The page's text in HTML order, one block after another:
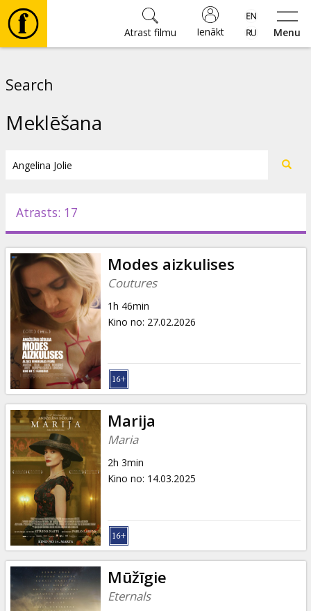
Menu
Ienākt
Atrast filmu
Pasākumi
Ziņas
Dāvanu
kartes
Uzkodas
B2B
Kino
Klubs
Search
Meklēšana
Atrasts: 17
Modes aizkulises
Coutures
1h 46min
Kino no: 27.02.2026
Marija
Maria
2h 3min
Kino no: 14.03.2025
Mūžīgie
Eternals